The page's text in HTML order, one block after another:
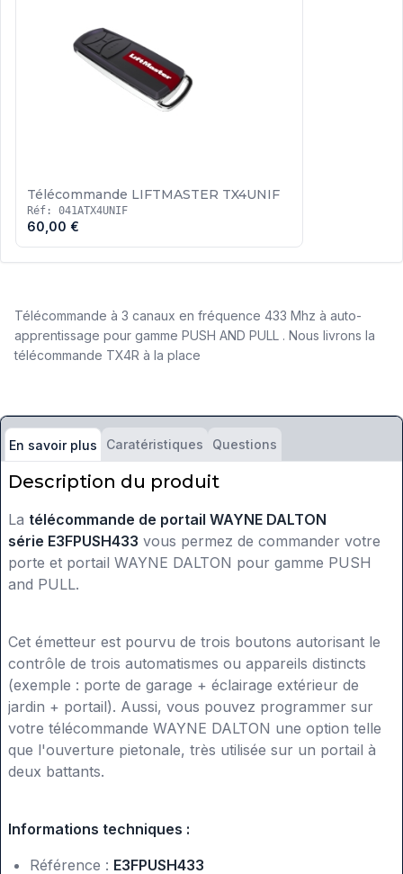
Télécommande LIFTMASTER TX4UNIF
Réf: 041ATX4UNIF
60,00 €
Télécommande à 3 canaux en fréquence 433 Mhz à auto-
apprentissage pour gamme PUSH AND PULL . Nous livrons la
télécommande TX4R à la place
En savoir plus Caratéristiques Questions
Description du produit
La télécommande de portail WAYNE DALTON
série E3FPUSH433 vous permez de commander votre
porte et portail WAYNE DALTON pour gamme PUSH
and PULL.
Cet émetteur est pourvu de trois boutons autorisant le
contrôle de trois automatismes ou appareils distincts
(exemple : porte de garage + éclairage extérieur de
jardin + portail). Aussi, vous pouvez programmer sur
votre télécommande WAYNE DALTON une option telle
que l'ouverture pietonale, très utilisée sur un portail à
deux battants.
Informations techniques :
Référence : E3FPUSH433